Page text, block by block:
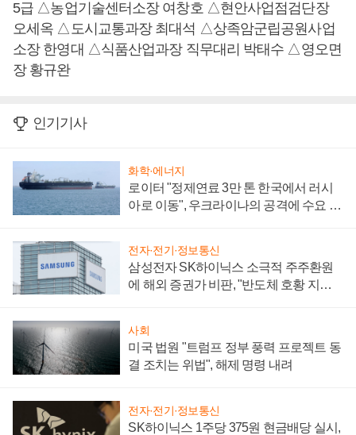
5급 △농업기술센터소장 여창호 △현안사업점검단장
오세옥 △도시교통과장 최대석 △상족암군립공원사업
소장 한영대 △식품산업과장 직무대리 박태수 △영오면
장 황규완
인기기사
화학·에너지
로이터 "정제연료 3만 톤 한국에서 러시
아로 이동", 우크라이나의 공격에 수요 늘
전자·전기·정보통신
삼성전자 SK하이닉스 소극적 주주환원
에 해외 증권가 비판, "반도체 호황 지속
사회
미국 법원 "트럼프 정부 풍력 프로젝트 동
결 조치는 위법", 해제 명령 내려
전자·전기·정보통신
SK하이닉스 1주당 375원 현금배당 실시,